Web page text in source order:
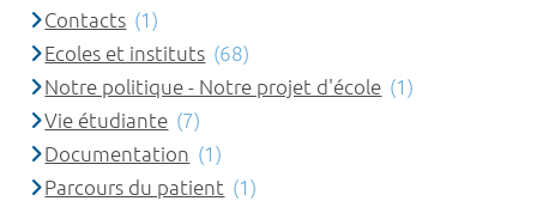
Contacts (1)
Ecoles et instituts (68)
Notre politique - Notre projet d'école (1)
Vie étudiante (7)
Documentation (1)
Parcours du patient (1)